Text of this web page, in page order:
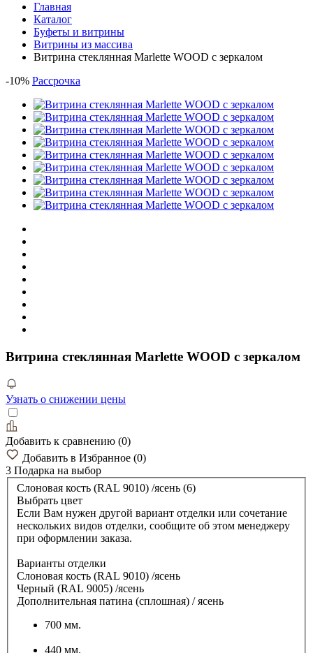
Главная
Каталог
Буфеты и витрины
Витрины из массива
Витрина стеклянная Marlette WOOD с зеркалом
-10% Рассрочка
Витрина стеклянная Marlette WOOD с зеркалом
Узнать о снижении цены
Добавить к сравнению (0)
Добавить в Избранное (0)
3 Подарка на выбор
Слоновая кость (RAL 9010) /ясень (6)
Выбрать цвет
Если Вам нужен другой вариант отделки или сочетание
нескольких видов отделки, сообщите об этом менеджеру
при оформлении заказа.
Варианты отделки
Слоновая кость (RAL 9010) /ясень
Черный (RAL 9005) /ясень
Дополнительная патина (сплошная) / ясень
700 мм.
440 мм.